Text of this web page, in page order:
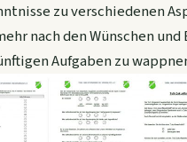
zu verschiedenen
nach den Wünschen
Aufgaben zu